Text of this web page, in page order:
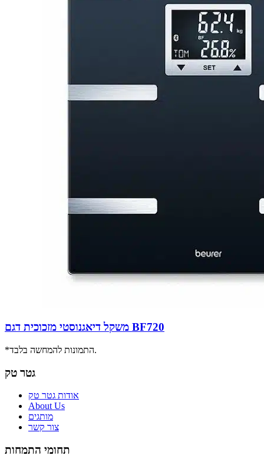
משקל דיאגנוסטי מזכוכית דגם BF720
*התמונות להמחשה בלבד.
גטר טק
אודות גטר טק
About Us
מותגים
צור קשר
תחומי התמחות